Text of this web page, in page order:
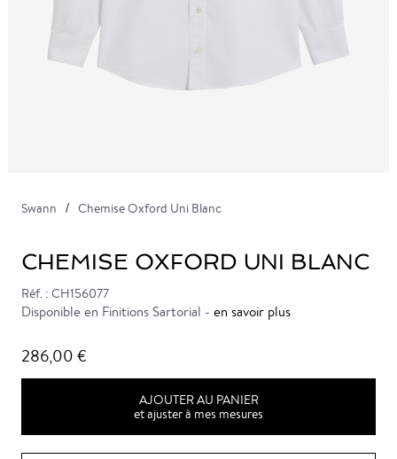
Swann Chemise Oxford Uni Blanc
CHEMISE OXFORD UNI BLANC
Réf. : CH156077
Disponible en Finitions Sartorial - en savoir plus
286,00 €
AJOUTER AU PANIER
et ajuster à mes mesures